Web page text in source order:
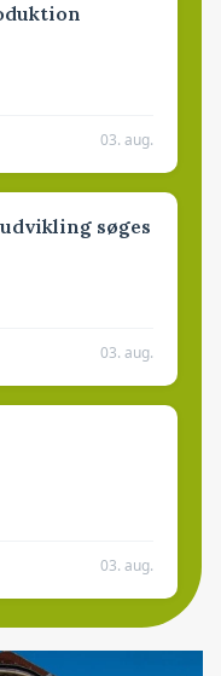
03. aug.
søges
03. aug.
03. aug.